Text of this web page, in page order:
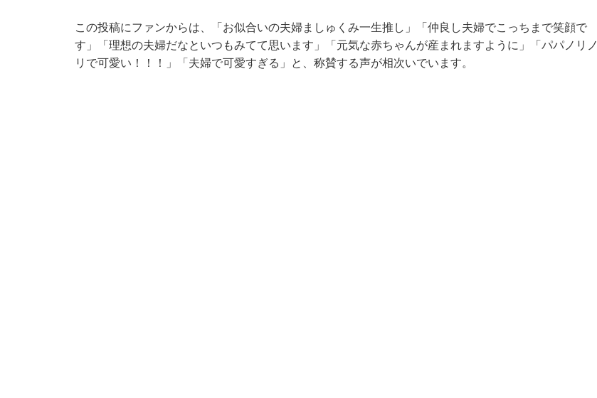
この投稿にファンからは、「お似合いの夫婦ましゅくみ一生推し」「仲良し夫婦でこっちまで笑顔で
す」「理想の夫婦だなといつもみてて思います」「元気な赤ちゃんが産まれますように」「パパノリノ
リで可愛い！！！」「夫婦で可愛すぎる」と、称賛する声が相次いでいます。